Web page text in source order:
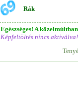
Rák
Egészséges! A
Képfeltöltés nincs aktiválva!